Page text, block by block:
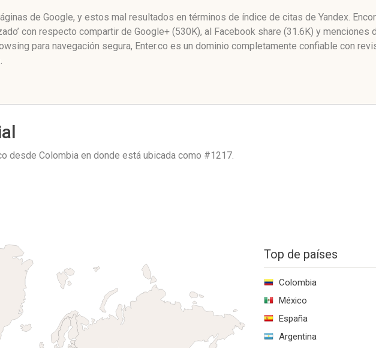
de Google, y estos mal resultados en términos de índice de citas de Yandex.
con respecto compartir de Google+ (530K), al Facebook share (31.6K) y menciones
para navegación segura, Enter.co es un dominio completamente confiable con
desde Colombia en donde está ubicada como #1217.
Top de países
Colombia
México
España
Argentina